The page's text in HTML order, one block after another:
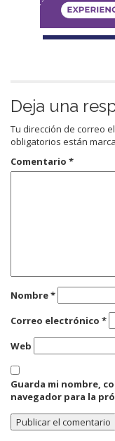
Deja una
Tu dirección de correo
obligatorios están
Comentario *
Nombre*
Correo electrónico *
Web
Guarda mi nombre,
navegador para la